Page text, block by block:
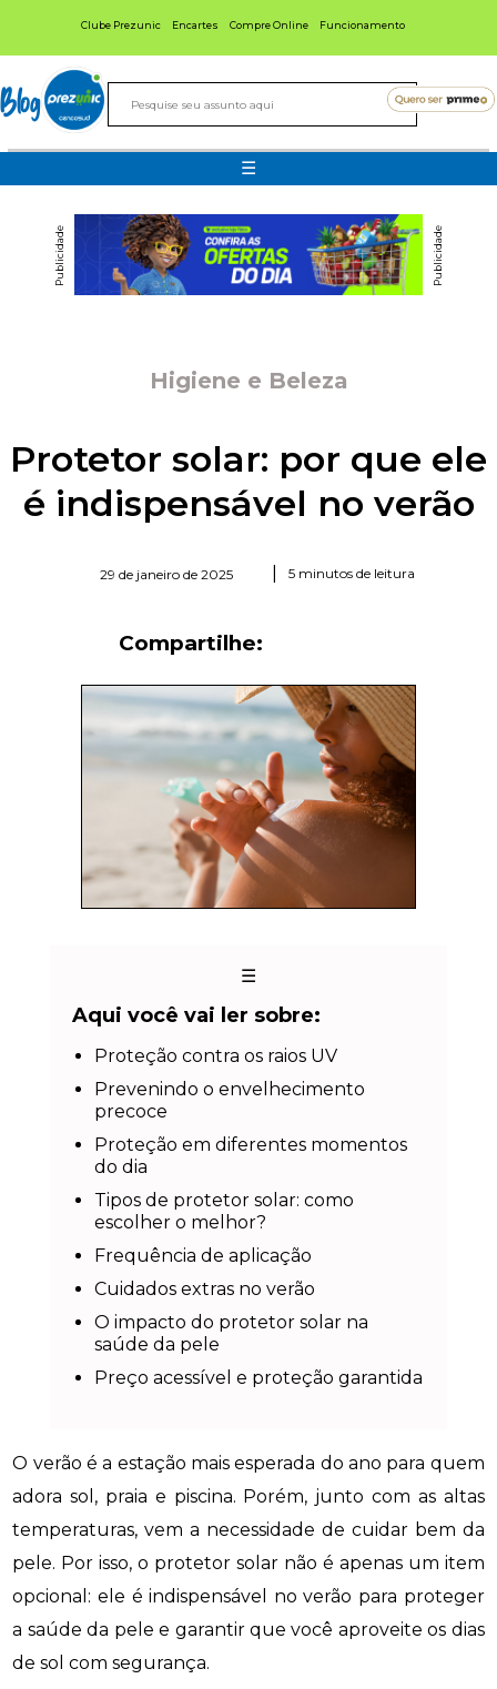
Clube Prezunic Encartes Compre Online Funcionamento
Blog
☰
Publicidade Publicidade
Higiene e Beleza
Protetor solar: por que ele
é indispensável no verão
29 de janeiro de 2025 5 minutos de leitura
Compartilhe:
☰
Aqui você vai ler sobre:
Proteção contra os raios UV
Prevenindo o envelhecimento
precoce
Proteção em diferentes momentos
do dia
Tipos de protetor solar: como
escolher o melhor?
Frequência de aplicação
Cuidados extras no verão
O impacto do protetor solar na
saúde da pele
Preço acessível e proteção garantida
O verão é a estação mais esperada do ano para quem
adora sol, praia e piscina. Porém, junto com as altas
temperaturas, vem a necessidade de cuidar bem da
pele. Por isso, o protetor solar não é apenas um item
opcional: ele é indispensável no verão para proteger
a saúde da pele e garantir que você aproveite os dias
de sol com segurança.